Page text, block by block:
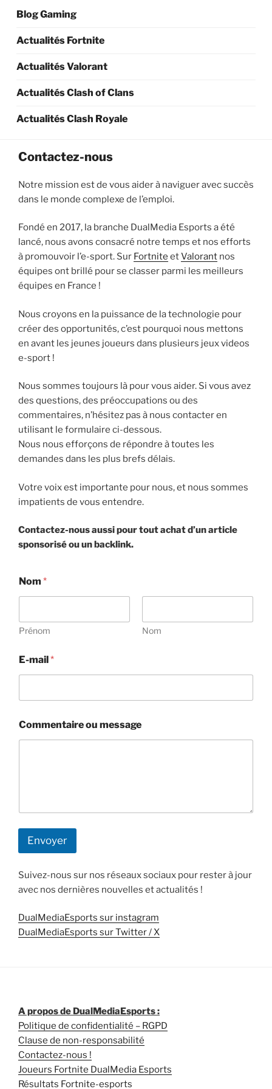
Blog Gaming
Actualités Fortnite
Actualités Valorant
Actualités Clash of Clans
Actualités Clash Royale
Contactez-nous
Notre mission est de vous aider à naviguer avec succès
dans le monde complexe de l’emploi.
Fondé en 2017, la branche DualMedia Esports a été
lancé, nous avons consacré notre temps et nos efforts
à promouvoir l’e-sport. Sur Fortnite etValorant nos
équipes ont brillé pour se classer parmi les meilleurs
équipes en France !
Nous croyons en la puissance de la technologie pour
créer des opportunités, c’est pourquoi nous mettons
en avant les jeunes joueurs dans plusieurs jeux videos
e-sport !
Nous sommes toujours là pour vous aider. Si vous avez
des questions, des préoccupations ou des
commentaires, n’hésitez pas à nous contacter en
utilisant le formulaire ci-dessous.
Nous nous efforçons de répondre à toutes les
demandes dans les plus brefs délais.
Votre voix est importante pour nous, et nous sommes
impatients de vous entendre.
Contactez-nous aussi pour tout achat d’un article
sponsorisé ou un backlink.
Nom *
Prénom Nom
E-mail*
Commentaire ou message
Envoyer
Suivez-nous sur nos réseaux sociaux pour rester à jour
avec nos dernières nouvelles et actualités !
DualMediaEsports sur instagram
DualMediaEsports sur Twitter / X
A propos de DualMediaEsports :
Politique de confidentialité – RGPD
Clause de non-responsabilité
Contactez-nous !
Joueurs Fortnite DualMedia Esports
Résultats Fortnite-esports